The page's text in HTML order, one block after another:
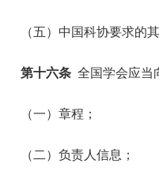
（五）中国科协要求的
第十六条 全国学会应当
（一）章程；
（二）负责人信息；